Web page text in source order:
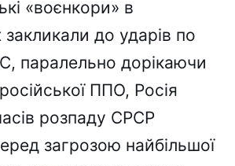
«воєнкори» в
до ударів по
паралельно дорікаючи
ППО, Росія
розпаду СРСР
загрозою найбільшої